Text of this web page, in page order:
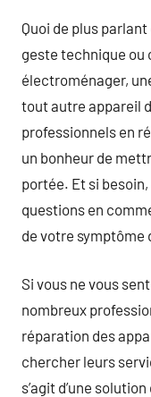
Quoi de plus
geste technique
électroménager,
tout autre appareil
professionnels en
un bonheur de
portée. Et si
questions en
de votre symptôme
Si vous ne vous
nombreux
réparation des
chercher leurs
s’agit d’une